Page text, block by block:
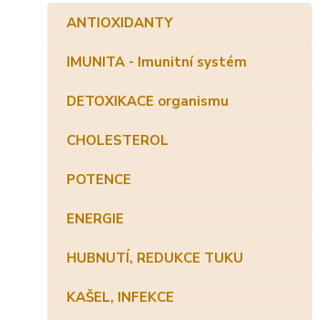
ANTIOXIDANTY
IMUNITA - Imunitní systém
DETOXIKACE organismu
CHOLESTEROL
POTENCE
ENERGIE
HUBNUTÍ, REDUKCE TUKU
KAŠEL, INFEKCE